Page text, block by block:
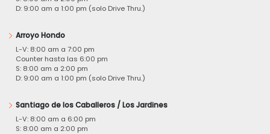
D: 9:00 am a 1:00 pm (solo Drive Thru.)
Arroyo Hondo
L-V: 8:00 am a 7:00 pm
Counter hasta las 6:00 pm
S: 8:00 am a 2:00 pm
D: 9:00 am a 1:00 pm (solo Drive Thru.)
Santiago de los Caballeros / Los Jardines
L-V: 8:00 am a 6:00 pm
S: 8:00 am a 2:00 pm